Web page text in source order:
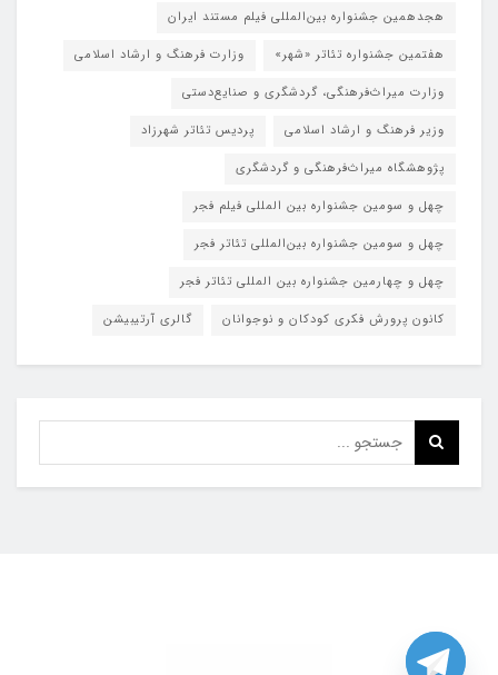
هجدهمین جشنواره بین‌المللی فیلم مستند ایران
هفتمین جشنواره تئاتر «شهر»
وزارت فرهنگ و ارشاد اسلامی
وزارت میراث‌فرهنگی، گردشگری و صنایع‌دستی
وزیر فرهنگ و ارشاد اسلامی
پردیس تئاتر شهرزاد
پژوهشگاه میراث‌فرهنگی و گردشگری
چهل و سومین جشنواره بین المللی فیلم فجر
چهل و سومین جشنواره بین‌المللی تئاتر فجر
چهل و چهارمین جشنواره بین المللی تئاتر فجر
کانون پرورش فکری کودکان و نوجوانان
گالری آرتیبیشن